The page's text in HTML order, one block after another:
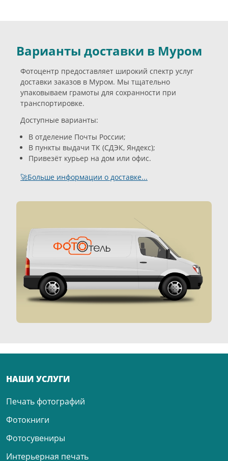
Варианты доставки в Муром
Фотоцентр предоставляет широкий спектр услуг
доставки заказов в Муром. Мы тщательно
упаковываем грамоты для сохранности при
транспортировке.
Доступные варианты:
В отделение Почты России;
В пункты выдачи ТК (СДЭК, Яндекс);
Привезёт курьер на дом или офис.
🚀Больше информации о доставке...
НАШИ УСЛУГИ
Печать фотографий
Фотокниги
Фотосувениры
Интерьерная печать